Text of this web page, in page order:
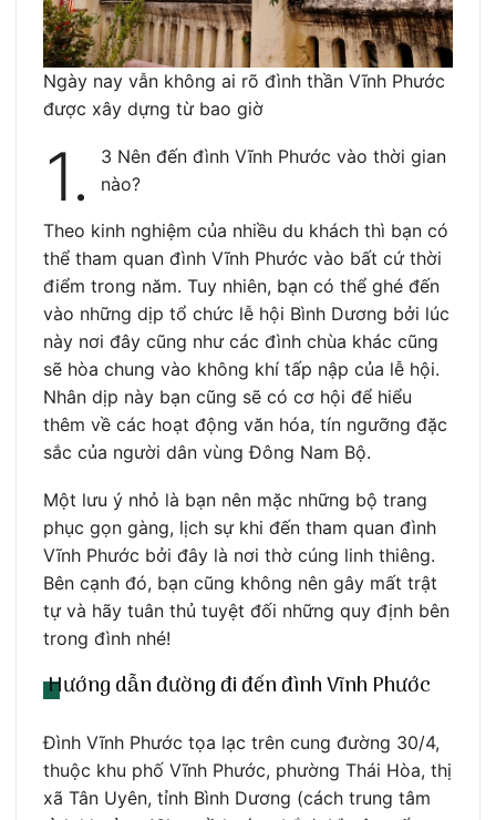
Ngày nay vẫn không ai rõ đình thần Vĩnh Phước
được xây dựng từ bao giờ
1.
3 Nên đến đình Vĩnh Phước vào thời gian
nào?
Theo kinh nghiệm của nhiều du khách thì bạn có
thể tham quan đình Vĩnh Phước vào bất cứ thời
điểm trong năm. Tuy nhiên, bạn có thể ghé đến
vào những dịp tổ chức lễ hội Bình Dương bởi lúc
này nơi đây cũng như các đình chùa khác cũng
sẽ hòa chung vào không khí tấp nập của lễ hội.
Nhân dịp này bạn cũng sẽ có cơ hội để hiểu
thêm về các hoạt động văn hóa, tín ngưỡng đặc
sắc của người dân vùng Đông Nam Bộ.
Một lưu ý nhỏ là bạn nên mặc những bộ trang
phục gọn gàng, lịch sự khi đến tham quan đình
Vĩnh Phước bởi đây là nơi thờ cúng linh thiêng.
Bên cạnh đó, bạn cũng không nên gây mất trật
tự và hãy tuân thủ tuyệt đối những quy định bên
trong đình nhé!
Hướng dẫn đường đi đến đình Vĩnh Phước
Đình Vĩnh Phước tọa lạc trên cung đường 30/4,
thuộc khu phố Vĩnh Phước, phường Thái Hòa, thị
xã Tân Uyên, tỉnh Bình Dương (cách trung tâm